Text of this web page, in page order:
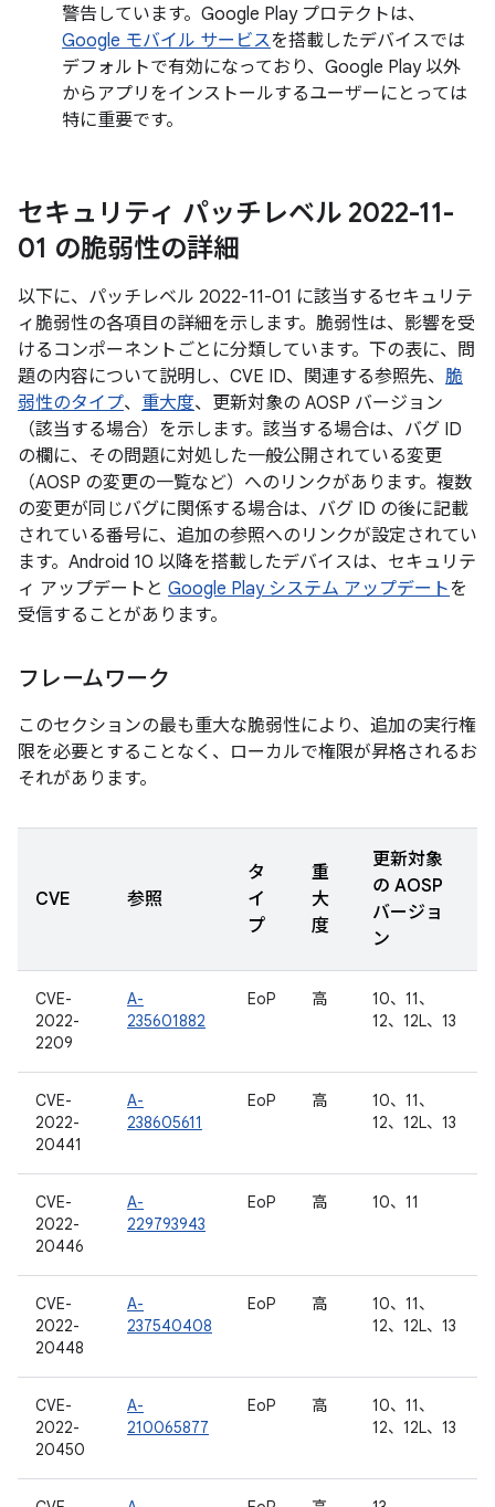
警告しています。Google Play プロテクトは、
Google モバイル サービスを搭載したデバイスでは
デフォルトで有効になっており、Google Play 以外
からアプリをインストールするユーザーにとっては
特に重要です。
セキュリティ パッチレベル 2022-11-
01 の脆弱性の詳細
以下に、パッチレベル 2022-11-01 に該当するセキュリテ
ィ脆弱性の各項目の詳細を示します。脆弱性は、影響を受
けるコンポーネントごとに分類しています。下の表に、問
題の内容について説明し、CVE ID、関連する参照先、 脆
弱性のタイプ、 重大度、更新対象の AOSP バージョン
（該当する場合）を示します。該当する場合は、バグ ID
の欄に、その問題に対処した一般公開されている変更
（AOSP の変更の一覧など）へのリンクがあります。複数
の変更が同じバグに関係する場合は、バグ ID の後に記載
されている番号に、追加の参照へのリンクが設定されてい
ます。Android 10 以降を搭載したデバイスは、セキュリテ
ィ アップデートと Google Play システム アップデートを
受信することがあります。
フレームワーク
このセクションの最も重大な脆弱性により、追加の実行権
限を必要とすることなく、ローカルで権限が昇格されるお
それがあります。
CVE 参照
タ
イ
プ
重
大
度
更新対象
の AOSP
バージョ
ン
CVE-
2022-
2209
A-
235601882
EoP 高
10、11、
12、12L、13
CVE-
2022-
20441
A-
238605611
EoP 高
10、11、
12、12L、13
CVE-
2022-
20446
A-
229793943
EoP 高 10、11
CVE-
2022-
20448
A-
237540408
EoP 高
10、11、
12、12L、13
CVE-
2022-
20450
A-
210065877
EoP 高
10、11、
12、12L、13